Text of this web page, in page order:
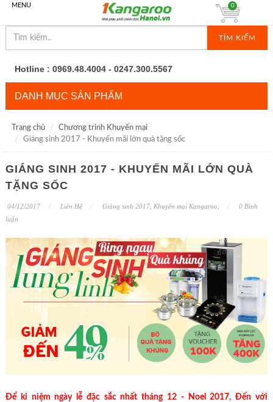
MENU
TÌM KIẾM
0
Hotline : 0969.48.4004 - 0247.300.5567
DANH MỤC SẢN PHẨM
Trang chủ
Chương trình Khuyến mại
Giáng sinh 2017 - Khuyến mãi lớn quà tặng sốc
GIÁNG SINH 2017 - KHUYẾN MÃI LỚN QUÀ
TẶNG SỐC
04/12/2017 Liên Hệ Giáng sinh 2017, Khuyến mại Kangaroo
0 Bình
luận
Để kỉ niệm ngày lễ đặc sắc nhất tháng 12 - Noel 2017, Đến với